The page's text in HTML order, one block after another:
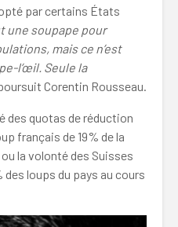
par certains États
une soupape pour
mais ce n’est
l’œil. Seule la
Corentin Rousseau.
des quotas de réduction
français de 19% de la
la volonté des Suisses
des loups du pays au cours